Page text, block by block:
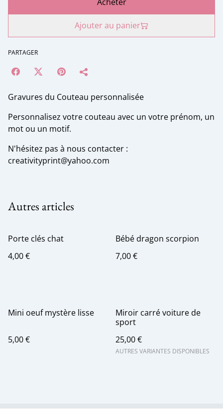
Ajouter au panier
PARTAGER
Gravures du Couteau personnalisée
Personnalisez votre couteau avec un votre prénom, un
mot ou un motif.
N'hésitez pas à nous contacter :
creativityprint@yahoo.com
Autres articles
Porte clés chat
4,00 €
Bébé dragon scorpion
7,00 €
Mini oeuf mystère lisse
5,00 €
Miroir carré voiture de
sport
25,00 €
AUTRES VARIANTES DISPONIBLES